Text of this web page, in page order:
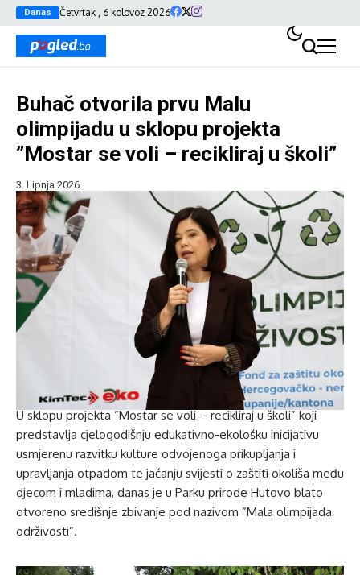
Danas Četvrtak , 6 kolovoz 2026
Buhač otvorila prvu Malu
olimpijadu u sklopu projekta
”Mostar se voli – recikliraj u školi”
3. Lipnja 2026.
U sklopu projekta ”Mostar se voli – recikliraj u školi” koji
predstavlja cjelogodišnju edukativno-ekološku inicijativu
usmjerenu razvitku kulture odvojenoga prikupljanja i
upravljanja otpadom te jačanju svijesti o zaštiti okoliša među
djecom i mladima, danas je u Parku prirode Hutovo blato
otvoreno središnje zbivanje pod nazivom ”Mala olimpijada
održivosti”.